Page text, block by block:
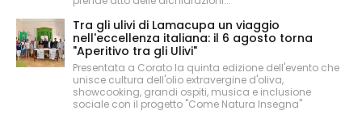
Tra gli ulivi di Lamacupa un viaggio
nell'eccellenza italiana: il 6 agosto torna
"Aperitivo tra gli Ulivi"
Presentata a Corato la quinta edizione dell'evento che
unisce cultura dell'olio extravergine d'oliva,
showcooking, grandi ospiti, musica e inclusione
sociale con il progetto "Come Natura Insegna"